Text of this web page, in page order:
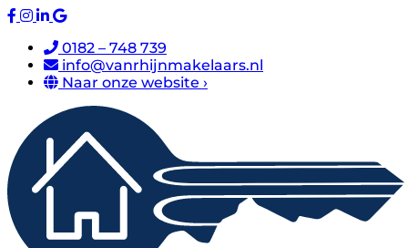
0182 – 748 739
info@vanrhijnmakelaars.nl
Naar onze website ›